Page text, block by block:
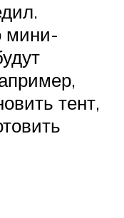
мини-
тент,